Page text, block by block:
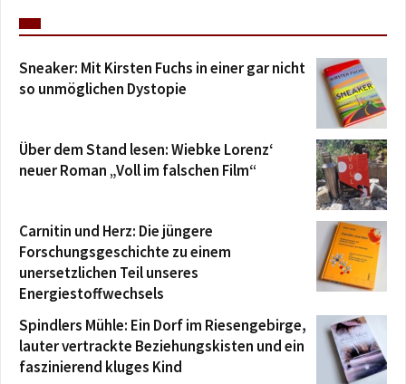
Sneaker: Mit Kirsten Fuchs in einer gar nicht
so unmöglichen Dystopie
Über dem Stand lesen: Wiebke Lorenz‘
neuer Roman „Voll im falschen Film“
Carnitin und Herz: Die jüngere
Forschungsgeschichte zu einem
unersetzlichen Teil unseres
Energiestoffwechsels
Spindlers Mühle: Ein Dorf im Riesengebirge,
lauter vertrackte Beziehungskisten und ein
faszinierend kluges Kind